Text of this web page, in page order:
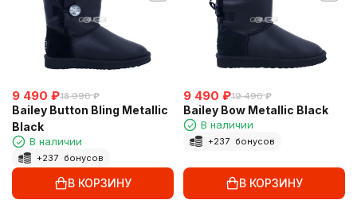
9 490 ₽18 990 ₽
Bailey Button Bling Metallic
Black
В наличии
+237 бонусов
В КОРЗИНУ
9 490 ₽19 490 ₽
Bailey Bow Metallic Black
В наличии
+237 бонусов
В КОРЗИНУ